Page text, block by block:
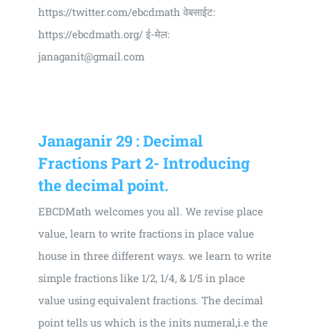
https://twitter.com/ebcdmath वेबसाईट:
https://ebcdmath.org/ ई-मेल:
janaganit@gmail.com
Janaganir 29 : Decimal
Fractions Part 2- Introducing
the decimal point.
EBCDMath welcomes you all. We revise place
value, learn to write fractions in place value
house in three different ways. we learn to write
simple fractions like 1/2, 1/4, & 1/5 in place
value using equivalent fractions. The decimal
point tells us which is the inits numeral,i.e the